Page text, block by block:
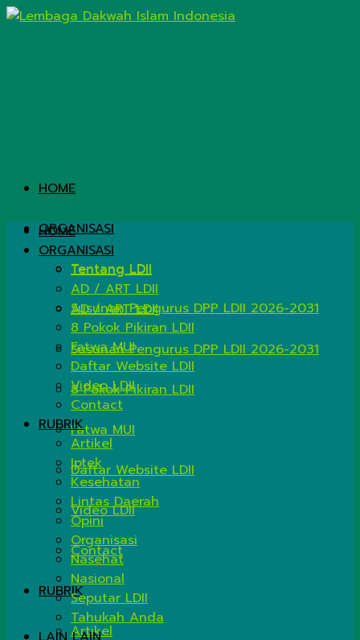
HOME
ORGANISASI
Tentang LDII
AD / ART LDII
Susunan Pengurus DPP LDII 2026-2031
8 Pokok Pikiran LDII
Fatwa MUI
Daftar Website LDII
Video LDII
Contact
RUBRIK
Artikel
HOME
ORGANISASI
Tentang LDII
AD / ART LDII
Susunan Pengurus DPP LDII 2026-2031
8 Pokok Pikiran LDII
Fatwa MUI
Daftar Website LDII
Video LDII
Contact
RUBRIK
Artikel
Iptek
Kesehatan
Lintas Daerah
Opini
Organisasi
Nasehat
Nasional
Seputar LDII
Tahukah Anda